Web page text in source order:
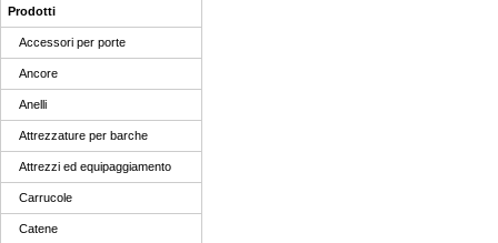
Prodotti
Accessori per porte
Ancore
Anelli
Attrezzature per barche
Attrezzi ed equipaggiamento
Carrucole
Catene